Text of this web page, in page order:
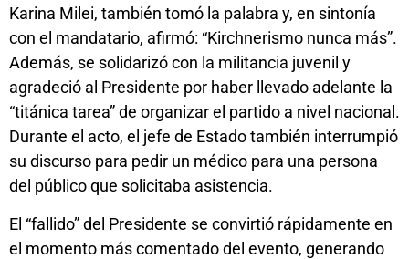
Karina Milei, también tomó la palabra y, en sintonía
con el mandatario, afirmó: “Kirchnerismo nunca más”.
Además, se solidarizó con la militancia juvenil y
agradeció al Presidente por haber llevado adelante la
“titánica tarea” de organizar el partido a nivel nacional.
Durante el acto, el jefe de Estado también interrumpió
su discurso para pedir un médico para una persona
del público que solicitaba asistencia.
El “fallido” del Presidente se convirtió rápidamente en
el momento más comentado del evento, generando